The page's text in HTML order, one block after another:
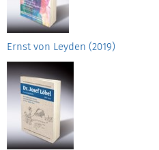
Ernst von Leyden (2019)